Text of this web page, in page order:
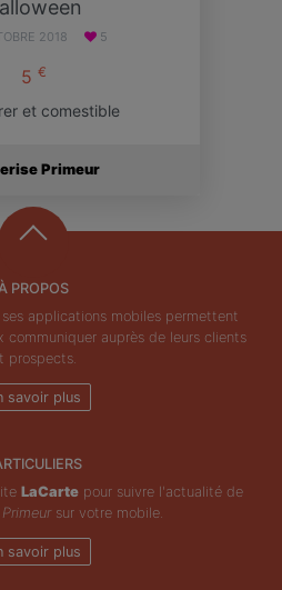
2018 5
5 €
et comestible
Primeur
À PROPOS
applications mobiles permettent
communiquer auprès de leurs clients
prospects.
savoir plus
LaCartepour suivre l'actualité de
sur votre mobile.
savoir plus